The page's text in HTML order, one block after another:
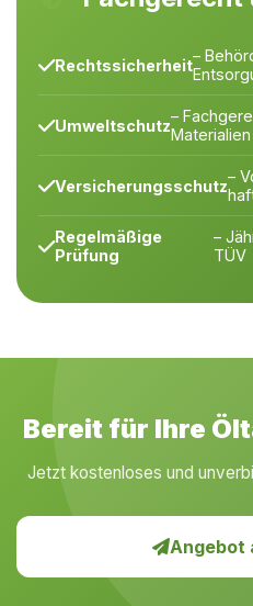
Rechtssicherheit–
Umweltschutz–
Materialien
Versicherungsschutz–
Regelmäßige
Prüfung
–
TÜV
Bereit für Ihre
Jetzt kostenloses und
Angebot